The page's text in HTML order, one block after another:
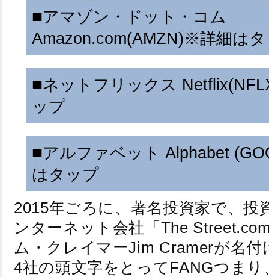
下に収める。 個人情報流出で一時下がったものの
バーグCEOはプライバシー保護に一層取り組む方
が握る個人のビッグデータは、ネット広告のター
に入れることができるため、今後プライバシーを
期待できるでしょう
■アマゾン・ドット・コム
Amazon.com(AMZN)※詳細はタ
上見通しが市場予想より下回ったことで直近大き
で、広告収入による伸びが95.3%増と上方修正し
のシェアになり急成長を遂げています。
■ネットフリックス
ップ
者は、全米でテレビやコンピューター、携帯機器
で流れるテレビ番組や映画を無制限で見ることが
で、直近(2019年1月)株価は急騰。
■アルファベット Alphabet
はタップ
インターネット検索サイト大手
。ユーザーによりクリ
上高の約8割を占めており、You Tube、Google
Android、Mapsなどを提供。膨大なビッグデータ
や自動運転に開発でも先行しています。
2015年ごろに、著名投資家で、投
ンターネット会社「The
ム・クレイマーJim Cramerが名付
4社の頭文字をとってFANGつま